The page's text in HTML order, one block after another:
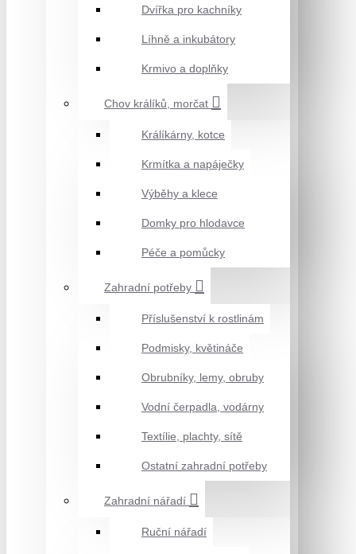
Dvířka pro kachníky
Líhně a inkubátory
Krmivo a doplňky
Chov králíků, morčat
Králíkárny, kotce
Krmítka a napáječky
Výběhy a klece
Domky pro hlodavce
Péče a pomůcky
Zahradní potřeby
Příslušenství k rostlinám
Podmisky, květináče
Obrubníky, lemy, obruby
Vodní čerpadla, vodárny
Textílie, plachty, sítě
Ostatní zahradní potřeby
Zahradní nářadí
Ruční nářadí